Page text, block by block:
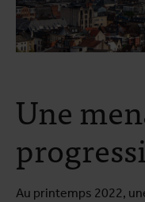
Une
Au printemps 2022,